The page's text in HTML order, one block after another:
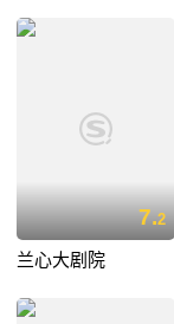
7.2
兰心大剧院